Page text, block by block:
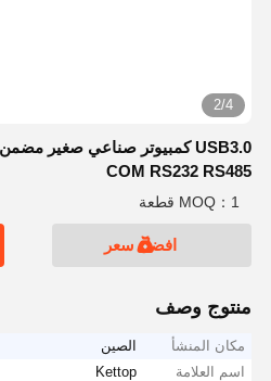
2/4
COM RS232 RS485
MOQ：1 قطعة
افضل سعر
منتوج وصف
مكان المنشأ
الصين
اسم العلامة
Kettop